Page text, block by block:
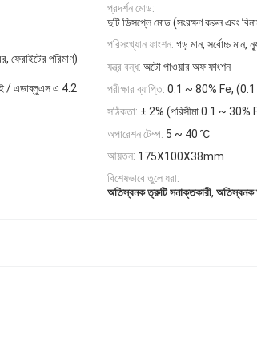
প্রদর্শন মোড:
দুটি ডিসপ্লে মোড (সংরক্ষণ করুন এবং
ফেরাইটের পরিমাণ)
পরিসংখ্যান ফাংশন: গড় মান, সর্বোচ্চ মান,
যন্ত্র বন্ধ: অটো পাওয়ার অফ ফাংশন
/ এডাব্লুএস এ 4.2 পরীক্ষার ব্যাপ্তি: 0.1 ~ 80% Fe, (0.1
সঠিকতা: ± 2% (পরিসীমা 0.1 ~ 30%
অপারেশন টেম্প: 5 ~ 40 ℃
আয়তন: 175X100X38mm
বিশেষভাবে তুলে ধরা:
অতিস্বনক ত্রুটি সনাক্তকারী, অতিস্বনক